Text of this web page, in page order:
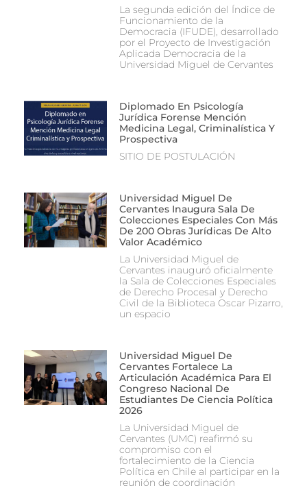
La segunda edición del Índice de
Funcionamiento de la
Democracia (IFUDE), desarrollado
por el Proyecto de Investigación
Aplicada Democracia de la
Universidad Miguel de Cervantes
Diplomado En Psicología
Jurídica Forense Mención
Medicina Legal, Criminalística Y
Prospectiva
SITIO DE POSTULACIÓN
Universidad Miguel De
Cervantes Inaugura Sala De
Colecciones Especiales Con Más
De 200 Obras Jurídicas De Alto
Valor Académico
La Universidad Miguel de
Cervantes inauguró oficialmente
la Sala de Colecciones Especiales
de Derecho Procesal y Derecho
Civil de la Biblioteca Oscar Pizarro,
un espacio
Universidad Miguel De
Cervantes Fortalece La
Articulación Académica Para El
Congreso Nacional De
Estudiantes De Ciencia Política
2026
La Universidad Miguel de
Cervantes (UMC) reafirmó su
compromiso con el
fortalecimiento de la Ciencia
Política en Chile al participar en la
reunión de coordinación